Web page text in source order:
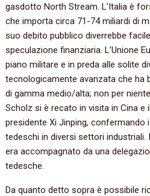
gasdotto North Stream. L’Italia è
che importa circa 71-74 miliardi di
suo debito pubblico diverrebbe
speculazione finanziaria. L’Unione
piano militare e in preda alle solite
tecnologicamente avanzata che ha
di gamma medio/alta; non per
Scholz si è recato in visita in Cina e
presidente Xi Jinping, confermando
tedeschi in diversi settori
era accompagnato da una
tedesche.
Da quanto detto sopra è possibile